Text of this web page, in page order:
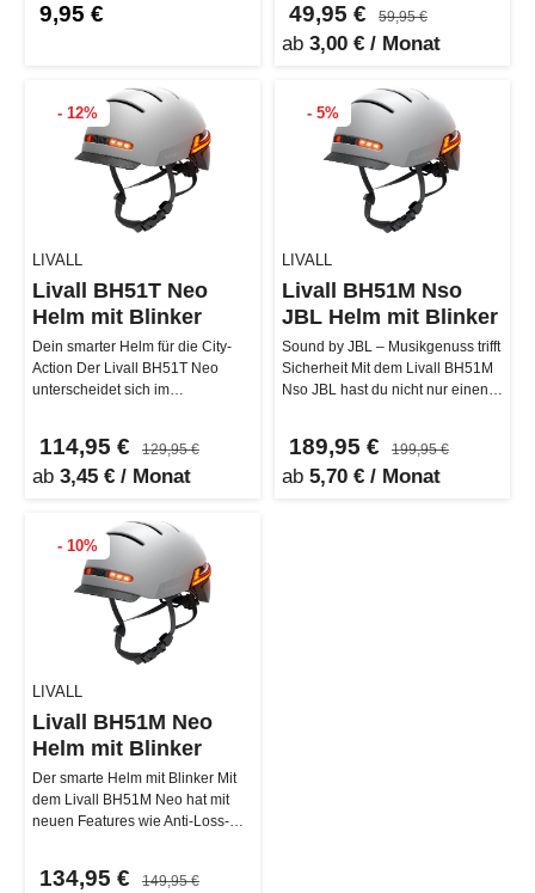
9,95 € 49,95 € 59,95 €
ab 3,00 € / Monat
- 12%
LIVALL
Livall BH51T Neo
Helm mit Blinker
Dein smarter Helm für die City-
Action Der Livall BH51T Neo
unterscheidet sich im
114,95 € 129,95 €
ab 3,45 € / Monat
- 5%
LIVALL
Livall BH51M Nso
JBL Helm mit Blinker
Sound by JBL – Musikgenuss trifft
Sicherheit Mit dem Livall BH51M
Nso JBL hast du nicht nur einen
189,95 € 199,95 €
ab 5,70 € / Monat
- 10%
LIVALL
Livall BH51M Neo
Helm mit Blinker
Der smarte Helm mit Blinker Mit
dem Livall BH51M Neo hat mit
neuen Features wie Anti-Loss-
134,95 € 149,95 €